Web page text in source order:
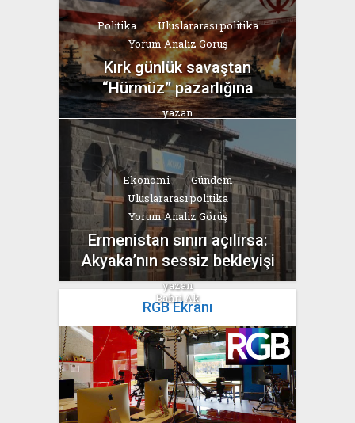
Politika
Uluslararası politika
Yorum Analiz Görüş
Kırk günlük savaştan
“Hürmüz” pazarlığına
yazan
Bahri Ak
Ekonomi
Gündem
Uluslararası politika
Yorum Analiz Görüş
Ermenistan sınırı açılırsa:
Akyaka’nın sessiz bekleyişi
yazan
Bahri Ak
RGB Ekranı